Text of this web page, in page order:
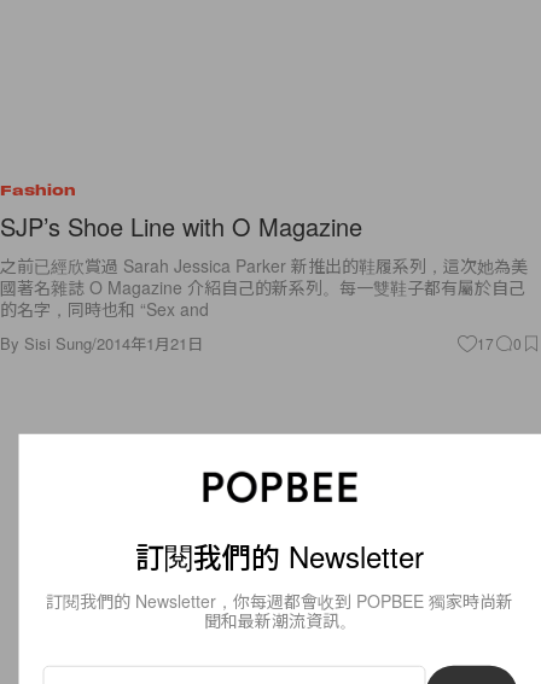
Fashion
SJP’s Shoe Line with O Magazine
之前已經欣賞過 Sarah Jessica Parker 新推出的鞋履系列，這次她為美
國著名雜誌 O Magazine 介紹自己的新系列。每一雙鞋子都有屬於自己
的名字，同時也和 “Sex and
By Sisi Sung/2014年1月21日 17 0
訂閱我們的 Newsletter
訂閱我們的 Newsletter，你每週都會收到 POPBEE 獨家時尚新
聞和最新潮流資訊。